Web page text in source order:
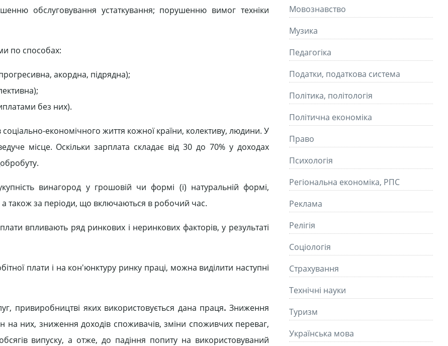
обслуговування устаткування; порушенню вимог техніки
по способах:
акордна, підрядна);
без них).
економічного життя кожної країни, колективу, людини. У
місце. Оскільки зарплата складає від 30 до 70% у доходах
винагород у грошовій чи формі (і) натуральній формі,
також за періоди, що включаються в робочий час.
впливають ряд ринкових і неринкових факторів, у результаті
плати і на кон'юнктуру ринку праці, можна виділити наступні
привиробництві яких використовується дана праця. Зниження
на них, зниження доходів споживачів, зміни споживчих переваг,
випуску, а отже, до падіння попиту на використовуваний
Мовознавство
Музика
Педагогіка
Податки, податкова система
Політика, політологія
Політична економіка
Право
Психологія
Регіональна економіка, РПС
Реклама
Релігія
Соціологія
Страхування
Технічні науки
Туризм
Українська мова